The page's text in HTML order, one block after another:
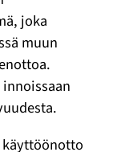
joka
muun